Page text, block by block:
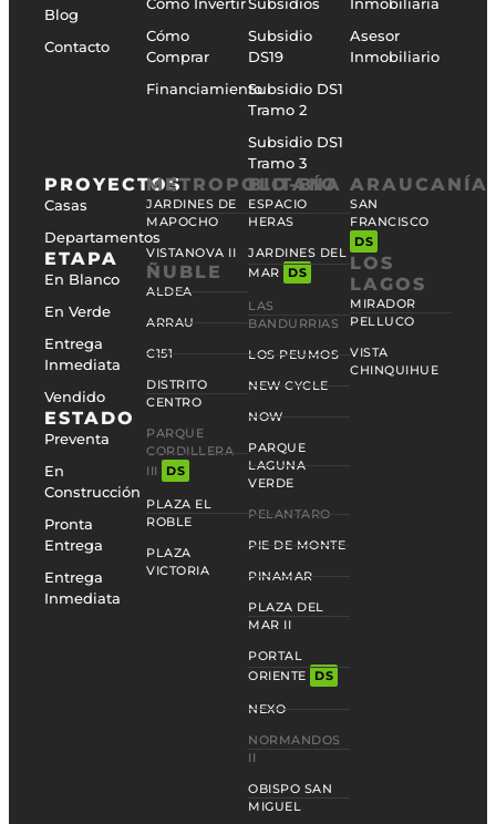
Blog
Contacto
Cómo
Comprar
Financiamiento
Subsidio
DS19
Subsidio DS1
Tramo 2
Subsidio DS1
Tramo 3
Asesor
Inmobiliario
PROYECTOS
Casas
Departamentos
ETAPA
En Blanco
En Verde
Entrega
Inmediata
Vendido
ESTADO
Preventa
En
Construcción
Pronta
Entrega
Entrega
Inmediata
METROPOLITANA
JARDINES DE
MAPOCHO
VISTANOVA II
ÑUBLE
ALDEA
ARRAU
C151
DISTRITO
CENTRO
PARQUE
CORDILLERA
III
DS
PLAZA EL
ROBLE
PLAZA
VICTORIA
BIO-BÍO
ESPACIO
HERAS
JARDINES DEL
MAR
DS
LAS
BANDURRIAS
LOS PEUMOS
NEW CYCLE
NOW
PARQUE
LAGUNA
VERDE
PELANTARO
PIE DE MONTE
PINAMAR
PLAZA DEL
MAR II
PORTAL
ORIENTE
DS
NEXO
NORMANDOS
II
OBISPO SAN
MIGUEL
ARAUCANÍA
SAN
FRANCISCO
DS
LOS
LAGOS
MIRADOR
PELLUCO
VISTA
CHINQUIHUE